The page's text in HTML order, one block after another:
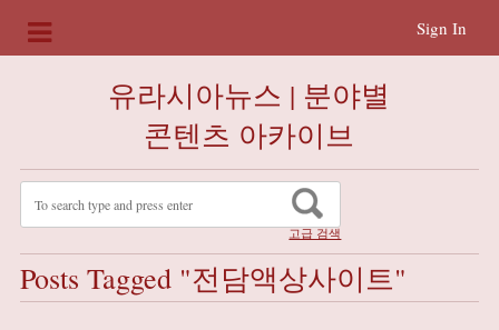
Sign In
유라시아뉴스 | 분야별
콘텐츠 아카이브
고급 검색
Posts Tagged "전담액상사이트"